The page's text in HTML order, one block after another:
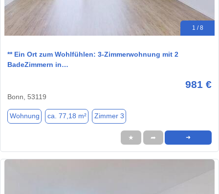
1 / 8
** Ein Ort zum Wohlfühlen: 3-Zimmerwohnung mit 2
BadeZimmern in…
981 €
Bonn, 53119
Wohnung ca. 77,18 m² Zimmer 3
★ ➦ ➜